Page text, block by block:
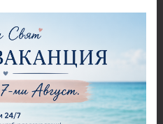
Платна за рисуване
Стативи и поставки
Четки и инструменти
Моливи, акварелни
комплекти
Свещи